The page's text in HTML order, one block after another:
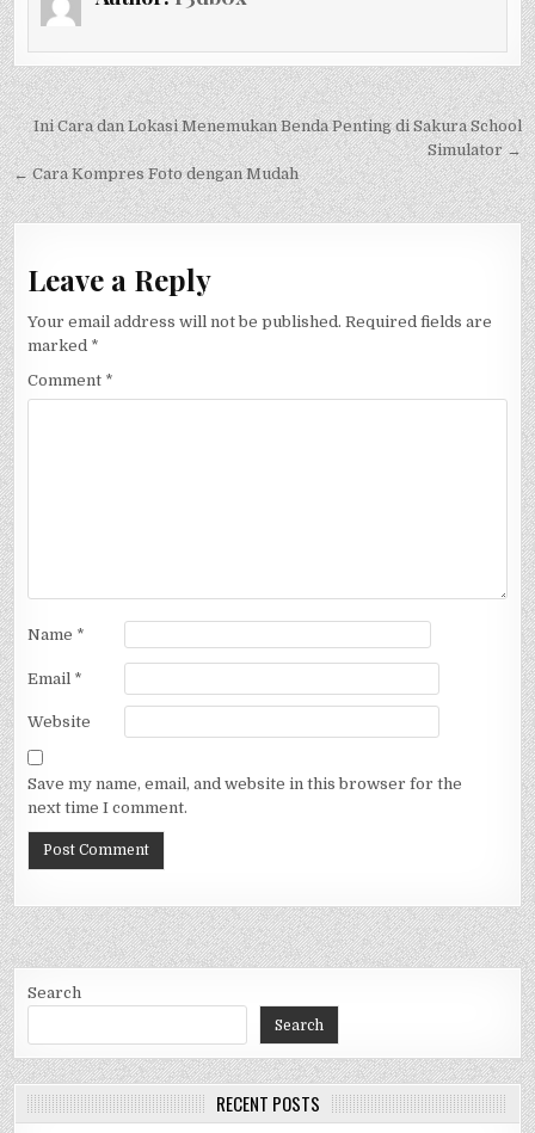
Post
navigation
Ini Cara dan Lokasi Menemukan Benda Penting di Sakura School
Simulator →
← Cara Kompres Foto dengan Mudah
Leave a Reply
Your email address will not be published. Required fields are
marked *
Comment *
Name *
Email *
Website
Save my name, email, and website in this browser for the
next time I comment.
Search
Search
RECENT POSTS